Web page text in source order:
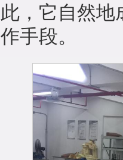
此，它自然地
作手段。